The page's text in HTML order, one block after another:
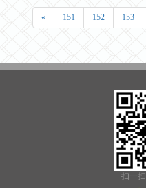
« 151 152 153
扫一